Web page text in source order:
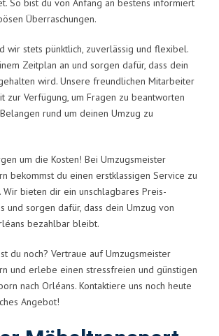
So bist du von Anfang an bestens informiert
Überraschungen.
wir stets pünktlich, zuverlässig und flexibel.
Zeitplan an und sorgen dafür, dass dein
wird. Unsere freundlichen Mitarbeiter
zur Verfügung, um Fragen zu beantworten
rund um deinen Umzug zu
um die Kosten! Bei Umzugsmeister
bekommst du einen erstklassigen Service zu
bieten dir ein unschlagbares Preis-
und sorgen dafür, dass dein Umzug von
bezahlbar bleibt.
du noch? Vertraue auf Umzugsmeister
und erlebe einen stressfreien und günstigen
nach Orléans. Kontaktiere uns noch heute
Angebot!